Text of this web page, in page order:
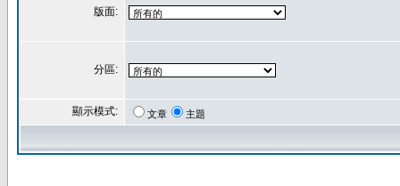
版面:
分區:
顯示模式: 文章 主題